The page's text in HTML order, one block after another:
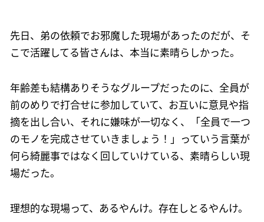
先日、弟の依頼でお邪魔した現場があったのだが、そ
こで活躍してる皆さんは、本当に素晴らしかった。
年齢差も結構ありそうなグループだったのに、全員が
前のめりで打合せに参加していて、お互いに意見や指
摘を出し合い、それに嫌味が一切なく、「全員で一つ
のモノを完成させていきましょう！」っていう言葉が
何ら綺麗事ではなく回していけている、素晴らしい現
場だった。
理想的な現場って、あるやんけ。存在しとるやんけ。